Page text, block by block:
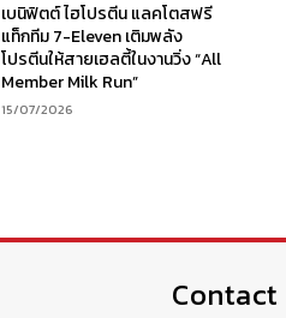
เบนิฟิตต์ ไฮโปรตีน แลคโตสฟรี
แท็กทีม 7-Eleven เติมพลัง
โปรตีนให้สายเฮลตี้ในงานวิ่ง “All
Member Milk Run”
15/07/2026
Contact